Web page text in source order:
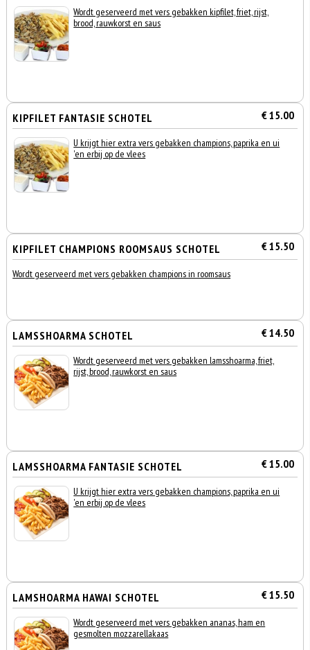
Wordt geserveerd met vers gebakken kipfilet, friet, rijst,
brood, rauwkorst en saus
KIPFILET FANTASIE SCHOTEL € 15.00
U krijgt hier extra vers gebakken champions, paprika en ui
'en erbij op de vlees
KIPFILET CHAMPIONS ROOMSAUS SCHOTEL € 15.50
Wordt geserveerd met vers gebakken champions in roomsaus
LAMSSHOARMA SCHOTEL € 14.50
Wordt geserveerd met vers gebakken lamsshoarma, friet,
rijst, brood, rauwkorst en saus
LAMSSHOARMA FANTASIE SCHOTEL € 15.00
U krijgt hier extra vers gebakken champions, paprika en ui
'en erbij op de vlees
LAMSHOARMA HAWAI SCHOTEL € 15.50
Wordt geserveerd met vers gebakken ananas, ham en
gesmolten mozzarellakaas